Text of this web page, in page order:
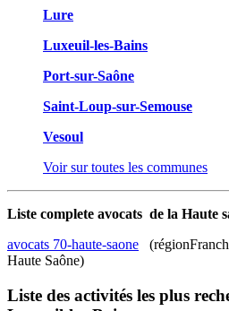
Lure
Luxeuil-les-Bains
Port-sur-Saône
Saint-Loup-sur-Semouse
Vesoul
Voir sur toutes les communes
Liste complete avocats de la Haute
avocats 70-haute-saone
Haute Saône)
Liste des activités les plus